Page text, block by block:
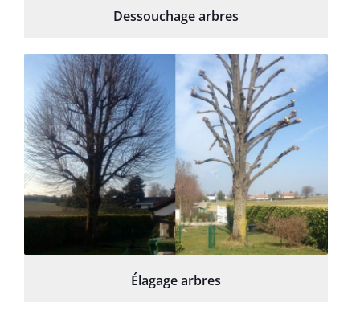
Dessouchage arbres
Élagage arbres